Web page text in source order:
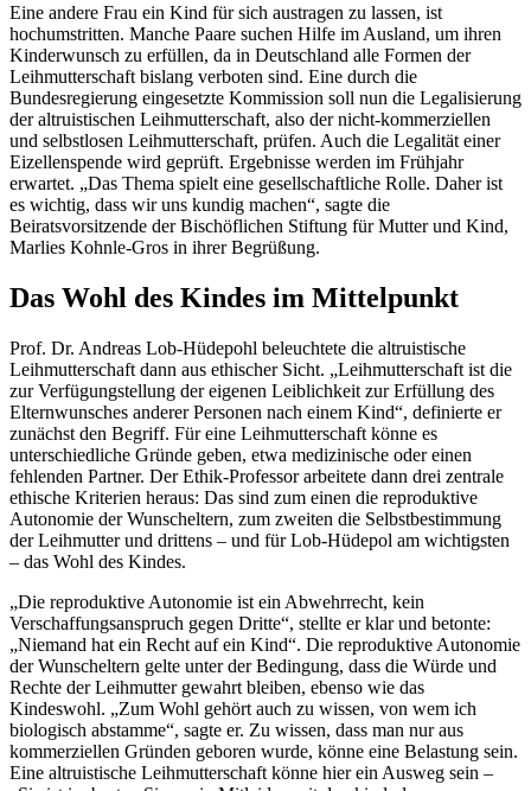
Eine andere Frau ein Kind für sich austragen zu lassen, ist
hochumstritten. Manche Paare suchen Hilfe im Ausland, um ihren
Kinderwunsch zu erfüllen, da in Deutschland alle Formen der
Leihmutterschaft bislang verboten sind. Eine durch die
Bundesregierung eingesetzte Kommission soll nun die Legalisierung
der altruistischen Leihmutterschaft, also der nicht-kommerziellen
und selbstlosen Leihmutterschaft, prüfen. Auch die Legalität einer
Eizellenspende wird geprüft. Ergebnisse werden im Frühjahr
erwartet. „Das Thema spielt eine gesellschaftliche Rolle. Daher ist
es wichtig, dass wir uns kundig machen“, sagte die
Beiratsvorsitzende der Bischöflichen Stiftung für Mutter und Kind,
Marlies Kohnle-Gros in ihrer Begrüßung.
Das Wohl des Kindes im Mittelpunkt
Prof. Dr. Andreas Lob-Hüdepohl beleuchtete die altruistische
Leihmutterschaft dann aus ethischer Sicht. „Leihmutterschaft ist die
zur Verfügungstellung der eigenen Leiblichkeit zur Erfüllung des
Elternwunsches anderer Personen nach einem Kind“, definierte er
zunächst den Begriff. Für eine Leihmutterschaft könne es
unterschiedliche Gründe geben, etwa medizinische oder einen
fehlenden Partner. Der Ethik-Professor arbeitete dann drei zentrale
ethische Kriterien heraus: Das sind zum einen die reproduktive
Autonomie der Wunscheltern, zum zweiten die Selbstbestimmung
der Leihmutter und drittens – und für Lob-Hüdepol am wichtigsten
– das Wohl des Kindes.
„Die reproduktive Autonomie ist ein Abwehrrecht, kein
Verschaffungsanspruch gegen Dritte“, stellte er klar und betonte:
„Niemand hat ein Recht auf ein Kind“. Die reproduktive Autonomie
der Wunscheltern gelte unter der Bedingung, dass die Würde und
Rechte der Leihmutter gewahrt bleiben, ebenso wie das
Kindeswohl. „Zum Wohl gehört auch zu wissen, von wem ich
biologisch abstamme“, sagte er. Zu wissen, dass man nur aus
kommerziellen Gründen geboren wurde, könne eine Belastung sein.
Eine altruistische Leihmutterschaft könne hier ein Ausweg sein –